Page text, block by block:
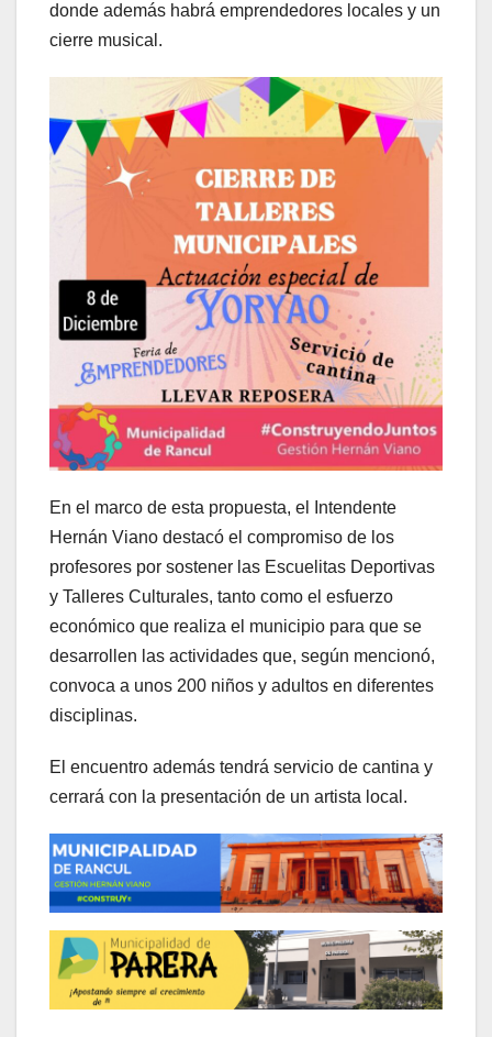
donde además habrá emprendedores locales y un
cierre musical.
En el marco de esta propuesta, el Intendente
Hernán Viano destacó el compromiso de los
profesores por sostener las Escuelitas Deportivas
y Talleres Culturales, tanto como el esfuerzo
económico que realiza el municipio para que se
desarrollen las actividades que, según mencionó,
convoca a unos 200 niños y adultos en diferentes
disciplinas.
El encuentro además tendrá servicio de cantina y
cerrará con la presentación de un artista local.